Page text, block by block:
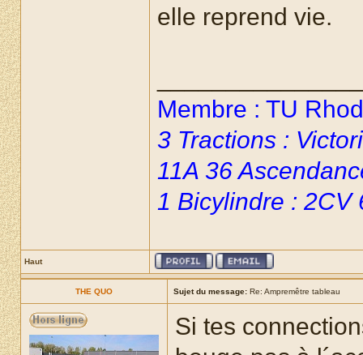
elle reprend vie.
Membre : TU
3 Tractions :
11A 36
1 Bicylindre : 2CV
Haut
THE QUO Sujet du message: Re: Ampremêtre tableau
Si tes